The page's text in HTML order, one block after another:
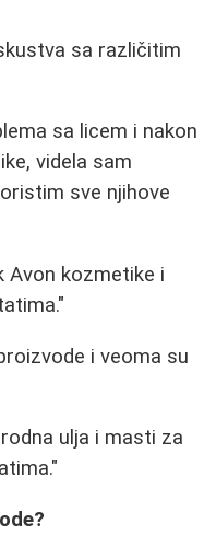
sa različitim
sa licem i nakon
videla sam
sve njihove
Avon kozmetike i
i veoma su
ulja i masti za